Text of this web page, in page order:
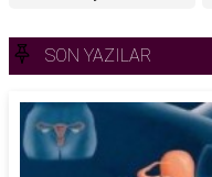
SON YAZILAR